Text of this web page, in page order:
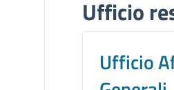
Ufficio
Ufficio